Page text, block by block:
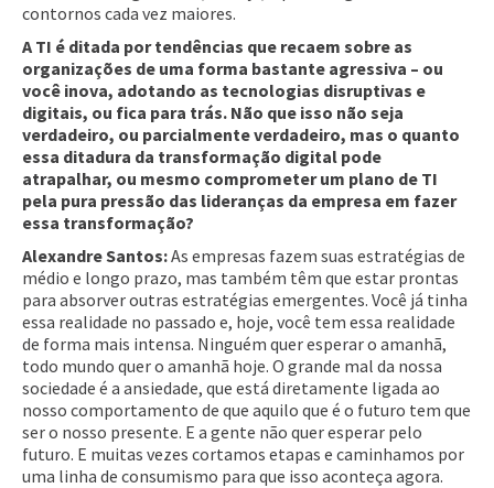
contornos cada vez maiores.
A TI é ditada por tendências que recaem sobre as
organizações de uma forma bastante agressiva – ou
você inova, adotando as tecnologias disruptivas e
digitais, ou fica para trás. Não que isso não seja
verdadeiro, ou parcialmente verdadeiro, mas o quanto
essa ditadura da transformação digital pode
atrapalhar, ou mesmo comprometer um plano de TI
pela pura pressão das lideranças da empresa em fazer
essa transformação?
Alexandre Santos:As empresas fazem suas estratégias de
médio e longo prazo, mas também têm que estar prontas
para absorver outras estratégias emergentes. Você já tinha
essa realidade no passado e, hoje, você tem essa realidade
de forma mais intensa. Ninguém quer esperar o amanhã,
todo mundo quer o amanhã hoje. O grande mal da nossa
sociedade é a ansiedade, que está diretamente ligada ao
nosso comportamento de que aquilo que é o futuro tem que
ser o nosso presente. E a gente não quer esperar pelo
futuro. E muitas vezes cortamos etapas e caminhamos por
uma linha de consumismo para que isso aconteça agora.